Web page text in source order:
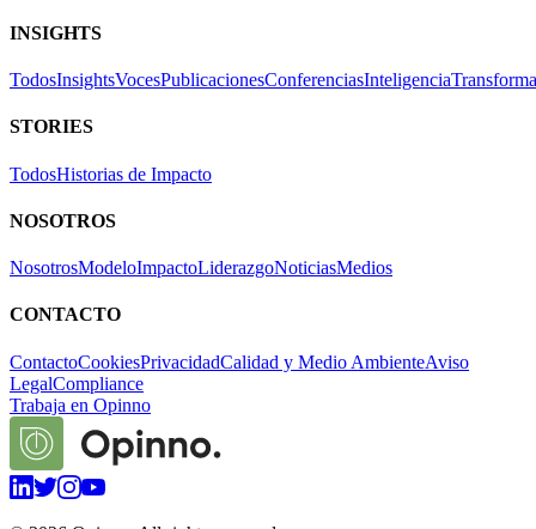
INSIGHTS
TodosInsightsVocesPublicacionesConferenciasInteligencia
STORIES
TodosHistorias de Impacto
NOSOTROS
NosotrosModeloImpactoLiderazgoNoticiasMedios
CONTACTO
ContactoCookiesPrivacidadCalidad y Medio AmbienteAviso
LegalCompliance
Trabaja en Opinno